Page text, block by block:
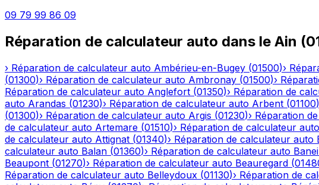
09 79 99 86 09
Réparation de calculateur auto dans le Ain (
› Réparation de calculateur auto Ambérieu-en-Bugey (01500)›
(01300)› Réparation de calculateur auto Ambronay (01500)›
Réparation de calculateur auto Anglefort (01350)› Réparation de
auto Arandas (01230)› Réparation de calculateur auto Arbent (01100)
(01300)› Réparation de calculateur auto Argis (01230)› Réparation
de calculateur auto Artemare (01510)› Réparation de calculateur auto
de calculateur auto Attignat (01340)› Réparation de calculateur auto
calculateur auto Balan (01360)› Réparation de calculateur auto
Beaupont (01270)› Réparation de calculateur auto Beauregard (
Réparation de calculateur auto Belleydoux (01130)› Réparation de